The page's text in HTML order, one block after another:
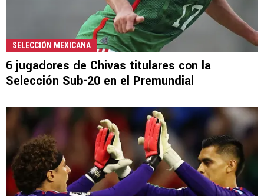
SELECCIÓN MEXICANA
6 jugadores de Chivas titulares con la
Selección Sub-20 en el Premundial